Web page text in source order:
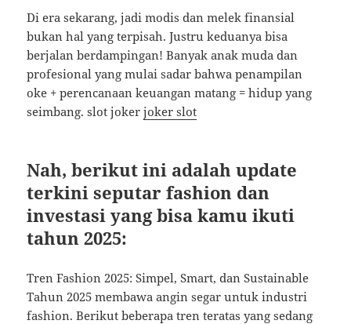
Di era sekarang, jadi modis dan melek finansial
bukan hal yang terpisah. Justru keduanya bisa
berjalan berdampingan! Banyak anak muda dan
profesional yang mulai sadar bahwa penampilan
oke + perencanaan keuangan matang = hidup yang
seimbang. slot jokerjoker slot
Nah, berikut ini adalah update
terkini seputar fashion dan
investasi yang bisa kamu ikuti
tahun 2025:
Tren Fashion 2025: Simpel, Smart, dan Sustainable
Tahun 2025 membawa angin segar untuk industri
fashion. Berikut beberapa tren teratas yang sedang